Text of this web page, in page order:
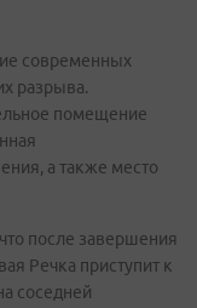
современных
разрыва.
помещение
а также место
после завершения
Речка приступит к
соседней